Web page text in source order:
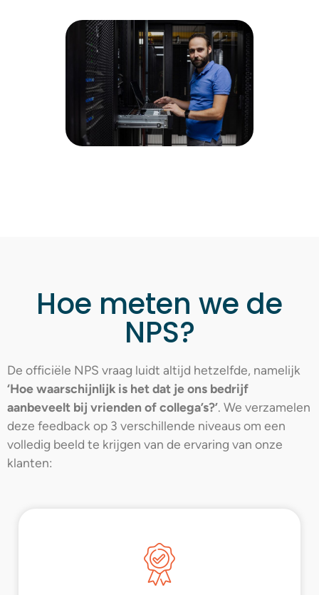
Hoe meten we de
NPS?
De officiële NPS vraag luidt altijd hetzelfde, namelijk
‘Hoe waarschijnlijk is het dat je ons bedrijf
aanbeveelt bij vrienden of collega’s?’. We verzamelen
deze feedback op 3 verschillende niveaus om een
volledig beeld te krijgen van de ervaring van onze
klanten: